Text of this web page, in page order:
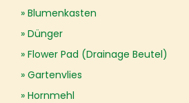
Blumenkasten
Dünger
Flower Pad (Drainage Beutel)
Gartenvlies
Hornmehl